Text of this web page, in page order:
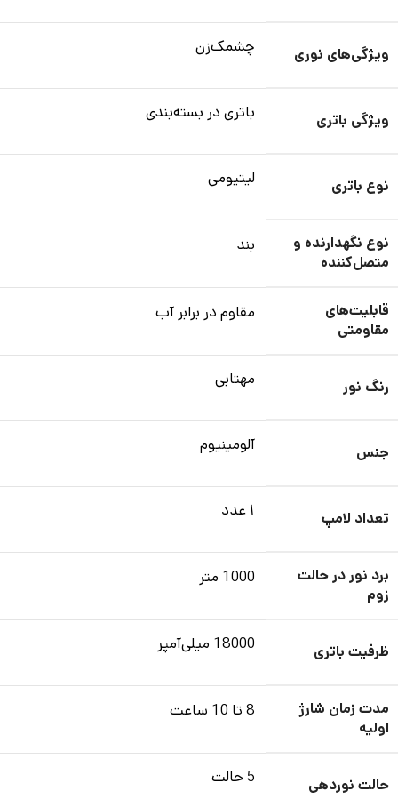
ویژگی‌های نوری چشمک‌زن
ویژگی باتری باتری در بسته‌بندی
نوع باتری لیتیومی
نوع نگهدارنده و
متصل‌کننده
بند
قابلیت‌های
مقاومتی
مقاوم در برابر آب
رنگ نور مهتابی
جنس آلومینیوم
تعداد لامپ ۱ عدد
برد نور در حالت
زوم
1000 متر
ظرفیت باتری 18000 میلی‌آمپر
مدت زمان شارژ
اولیه
8 تا 10 ساعت
حالت نوردهی 5 حالت